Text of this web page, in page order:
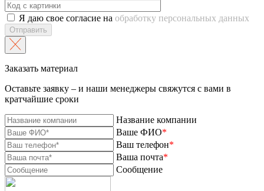
Я даю свое согласие на обработку персональных данных
Отправить
Заказать материал
Оставьте заявку – и наши менеджеры свяжутся с вами в
кратчайшие сроки
Название компании
Ваше ФИО*
Ваш телефон*
Ваша почта*
Сообщение